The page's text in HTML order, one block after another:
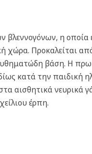
βλεννογόνων, η
χώρα. Προκαλείται
βάση. Η
κατά την παιδική
νευρικά
έρπη.